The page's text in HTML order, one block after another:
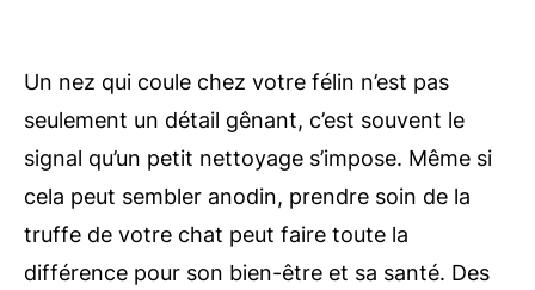
Un nez qui coule chez votre félin n’est pas
seulement un détail gênant, c’est souvent le
signal qu’un petit nettoyage s’impose. Même si
cela peut sembler anodin, prendre soin de la
truffe de votre chat peut faire toute la
différence pour son bien-être et sa santé. Des